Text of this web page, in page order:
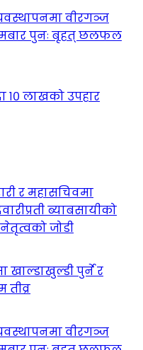
वीरगञ्ज
पुनः बृहत् छलफल
१० लाखको उपहार
र महासचिवमा
ब्याबसायीको
जोडी
पुर्ने र
वीरगञ्ज